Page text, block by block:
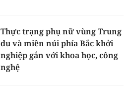
Thực trạng phụ nữ vùng Trung
du và miền núi phía Bắc khởi
nghiệp gắn với khoa học, công
nghệ